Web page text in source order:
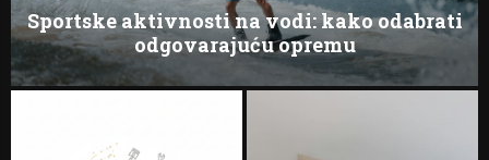
Sportske aktivnosti na vodi: kako odabrati
odgovarajuću opremu